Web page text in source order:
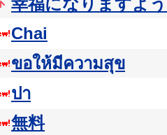
幸福になりますよ
Chai
ขอให้มีความสุข
ปา
無料